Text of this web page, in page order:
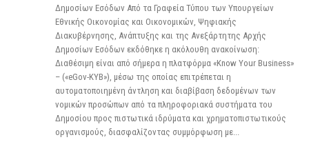
Δημοσίων Εσόδων Από τα Γραφεία Τύπου των Υπουργείων
Εθνικής Οικονομίας και Οικονομικών, Ψηφιακής
Διακυβέρνησης, Ανάπτυξης και της Ανεξάρτητης Αρχής
Δημοσίων Εσόδων εκδόθηκε η ακόλουθη ανακοίνωση:
Διαθέσιμη είναι από σήμερα η πλατφόρμα «Know Your Business»
– («eGov-KYB»), μέσω της οποίας επιτρέπεται η
αυτοματοποιημένη άντληση και διαβίβαση δεδομένων των
νομικών προσώπων από τα πληροφοριακά συστήματα του
Δημοσίου προς πιστωτικά ιδρύματα και χρηματοπιστωτικούς
οργανισμούς, διασφαλίζοντας συμμόρφωση με...